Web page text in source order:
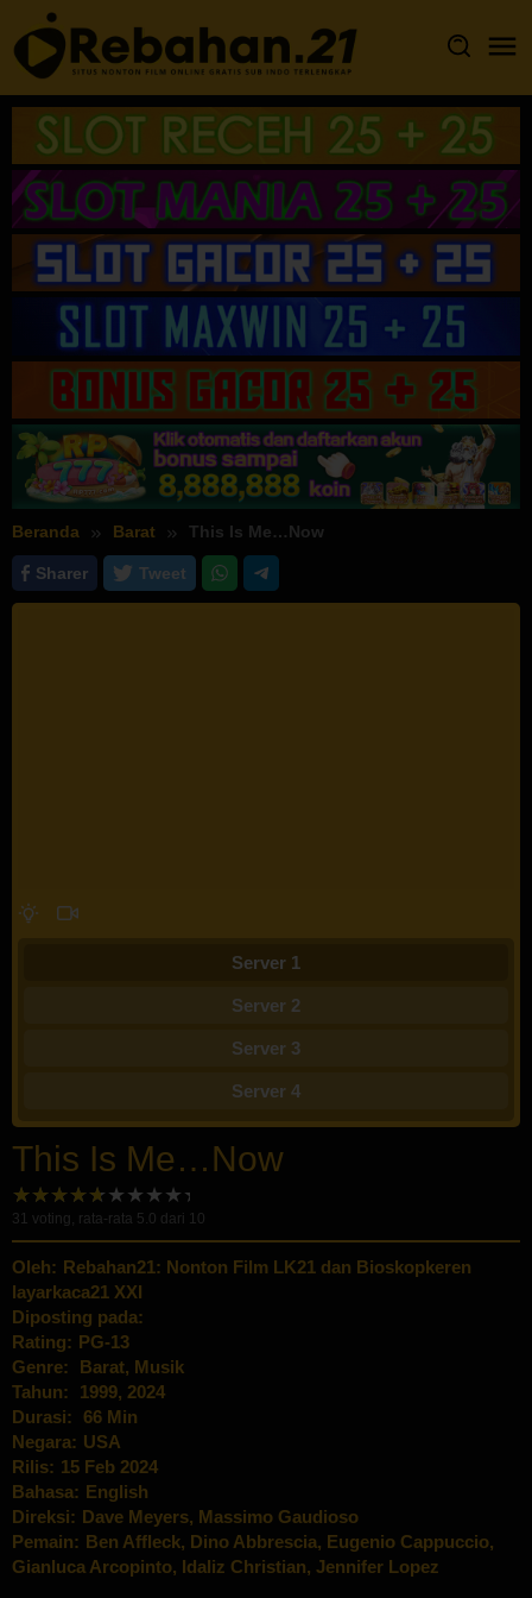
Loncat
ke
konten
Beranda Barat This Is Me…Now
Sharer Tweet
Server 1
Server 2
Server 3
Server 4
This Is Me…Now
31 voting, rata-rata 5.0 dari 10
Oleh: Rebahan21: Nonton Film LK21 dan Bioskopkeren
layarkaca21 XXI
Diposting pada:
Rating: PG-13
Genre:
Barat, Musik
Tahun:
1999, 2024
Durasi:
66 Min
Negara: USA
Rilis: 15 Feb 2024
Bahasa: English
Direksi: Dave Meyers, Massimo Gaudioso
Pemain: Ben Affleck, Dino Abbrescia, Eugenio Cappuccio,
Gianluca Arcopinto, Idaliz Christian, Jennifer Lopez